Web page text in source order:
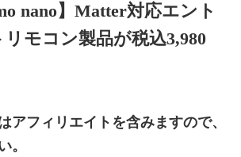
nano】Matter対応エント
リモコン製品が税込3,980
アフィリエイトを含みますので、
。